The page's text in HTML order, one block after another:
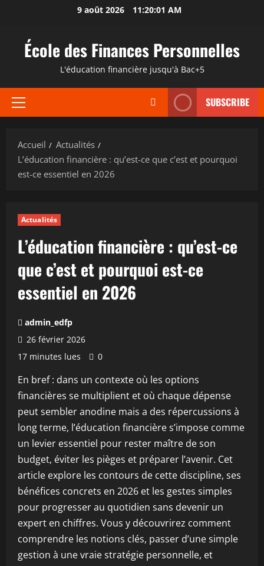
contenu
9 août 2026 11:20:02 AM
École des Finances Personnelles
L'éducation financière jusqu'à Bac+5
Menu
SUBSCRIBE
Accueil
Actualités
L’éducation financière : qu’est-ce que c’est et pourquoi
est-ce essentiel en 2026
Actualités
L’éducation financière : qu’est-ce
que c’est et pourquoi est-ce
essentiel en 2026
admin_edfp
26 février 2026
17 minutes lues
0
En bref : dans un contexte où les options
financières se multiplient et où chaque dépense
peut sembler anodine mais a des répercussions à
long terme, l’éducation financière s’impose comme
un levier essentiel pour rester maître de son
budget, éviter les pièges et préparer l’avenir. Cet
article explore les contours de cette discipline, ses
bénéfices concrets en 2026 et les gestes simples
pour progresser au quotidien sans devenir un
expert en chiffres. Vous y découvrirez comment
comprendre les notions clés, passer d’une simple
gestion à une vraie stratégie personnelle, et